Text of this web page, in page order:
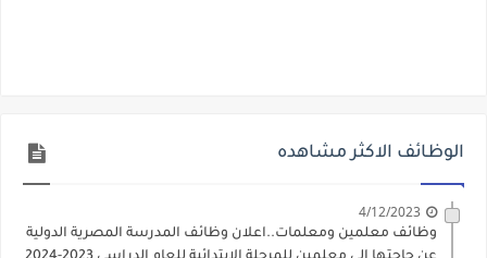
الوظائف الاكثر مشاهده
4/12/2023
وظائف معلمين ومعلمات..اعلان وظائف المدرسة المصرية الدولية